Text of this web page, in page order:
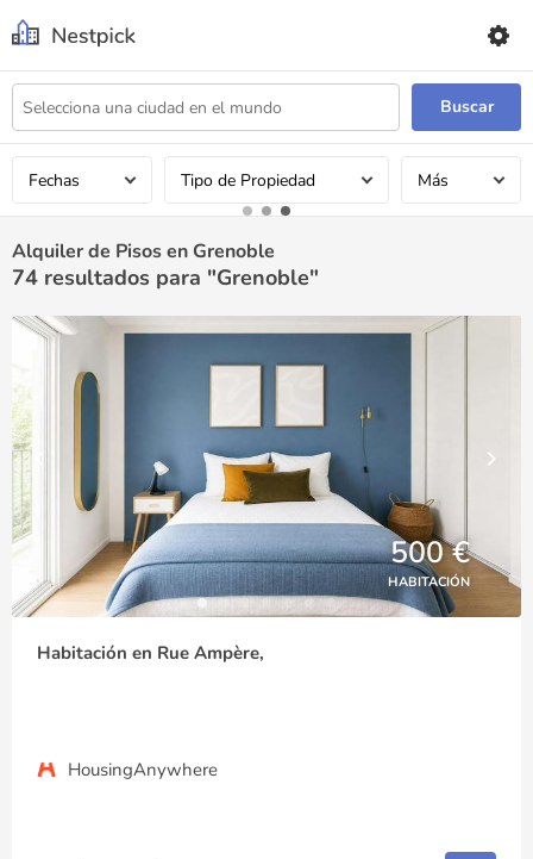
Buscar
Fechas Tipo de Propiedad Más
Alquiler de Pisos en Grenoble
74 resultados para "Grenoble"
500 €
HABITACIÓN
Habitación en Rue Ampère,
HousingAnywhere